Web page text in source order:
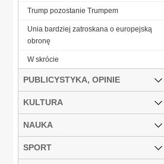
Trump pozostanie Trumpem
Unia bardziej zatroskana o europejską
obronę
W skrócie
PUBLICYSTYKA, OPINIE
KULTURA
NAUKA
SPORT